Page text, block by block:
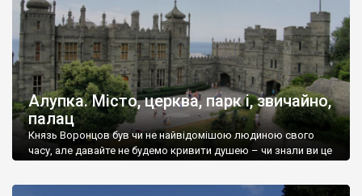
Алупка. Місто, церква, парк і, звичайно,
палац
Князь Воронцов був чи не найвідомішою людиною свого
часу, але давайте не будемо кривити душею – чи знали ви це